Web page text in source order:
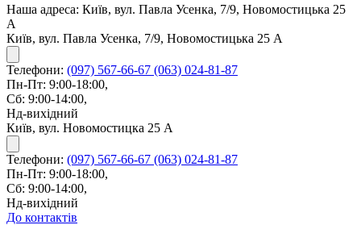
Наша адреса: Київ, вул. Павла Усенка, 7/9, Новомостицька 25
А
Київ, вул. Павла Усенка, 7/9, Новомостицька 25 А
Телефони: (097) 567-66-67 (063) 024-81-87
Пн-Пт: 9:00-18:00,
Сб: 9:00-14:00,
Нд-вихідний
Київ, вул. Новомостицка 25 А
Телефони: (097) 567-66-67 (063) 024-81-87
Пн-Пт: 9:00-18:00,
Сб: 9:00-14:00,
Нд-вихідний
До контактів